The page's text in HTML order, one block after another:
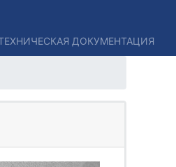
ДОКУМЕНТАЦИЯ